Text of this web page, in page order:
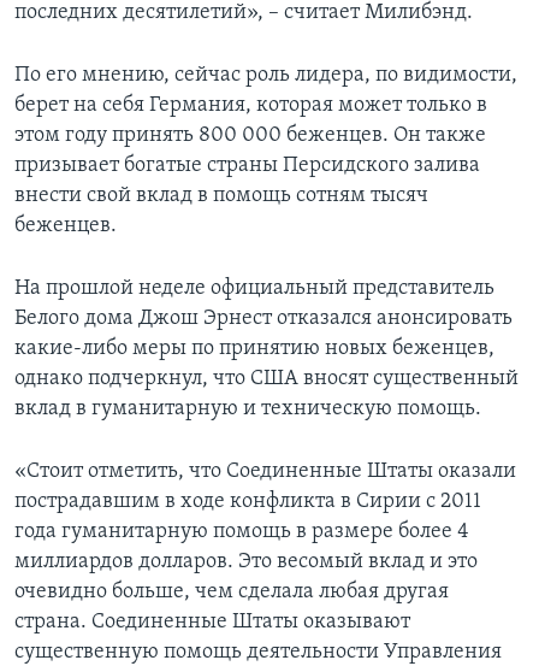
последних десятилетий», – считает Милибэнд.
По его мнению, сейчас роль лидера, по видимости,
берет на себя Германия, которая может только в
этом году принять 800 000 беженцев. Он также
призывает богатые страны Персидского залива
внести свой вклад в помощь сотням тысяч
беженцев.
На прошлой неделе официальный представитель
Белого дома Джош Эрнест отказался анонсировать
какие-либо меры по принятию новых беженцев,
однако подчеркнул, что США вносят существенный
вклад в гуманитарную и техническую помощь.
«Стоит отметить, что Соединенные Штаты оказали
пострадавшим в ходе конфликта в Сирии с 2011
года гуманитарную помощь в размере более 4
миллиардов долларов. Это весомый вклад и это
очевидно больше, чем сделала любая другая
страна. Соединенные Штаты оказывают
существенную помощь деятельности Управления